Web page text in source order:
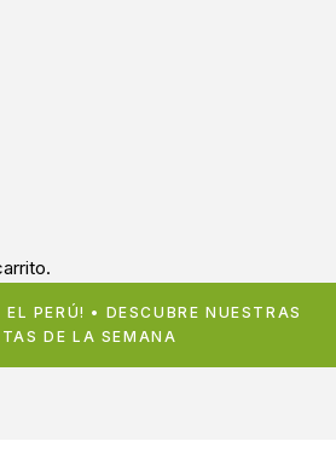
PERÚ! • DESCUBRE NUESTRAS
DE LA SEMANA